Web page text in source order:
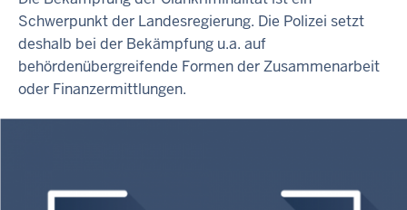
Schwerpunkt der Landesregierung. Die Polizei setzt
deshalb bei der Bekämpfung u.a. auf
behördenübergreifende Formen der Zusammenarbeit
oder Finanzermittlungen.